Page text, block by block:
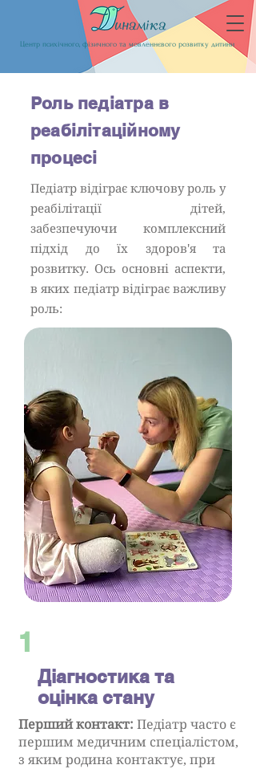
Центр психічного, фізичного та мовленнєвого розвитку дитини
Роль педіатра в
реабілітаційному
процесі
Педіатр відіграє ключову роль у
реабілітації дітей,
забезпечуючи комплексний
підхід до їх здоров'я та
розвитку. Ось основні аспекти,
в яких педіатр відіграє важливу
роль:
1
Діагностика та
оцінка стану
Перший контакт: Педіатр часто є
першим медичним спеціалістом,
з яким родина контактує, при